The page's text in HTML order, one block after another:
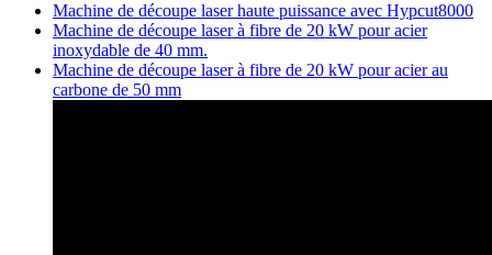
Machine de découpe laser haute puissance avec Hypcut8000
Machine de découpe laser à fibre de 20 kW pour acier
inoxydable de 40 mm.
Machine de découpe laser à fibre de 20 kW pour acier au
carbone de 50 mm